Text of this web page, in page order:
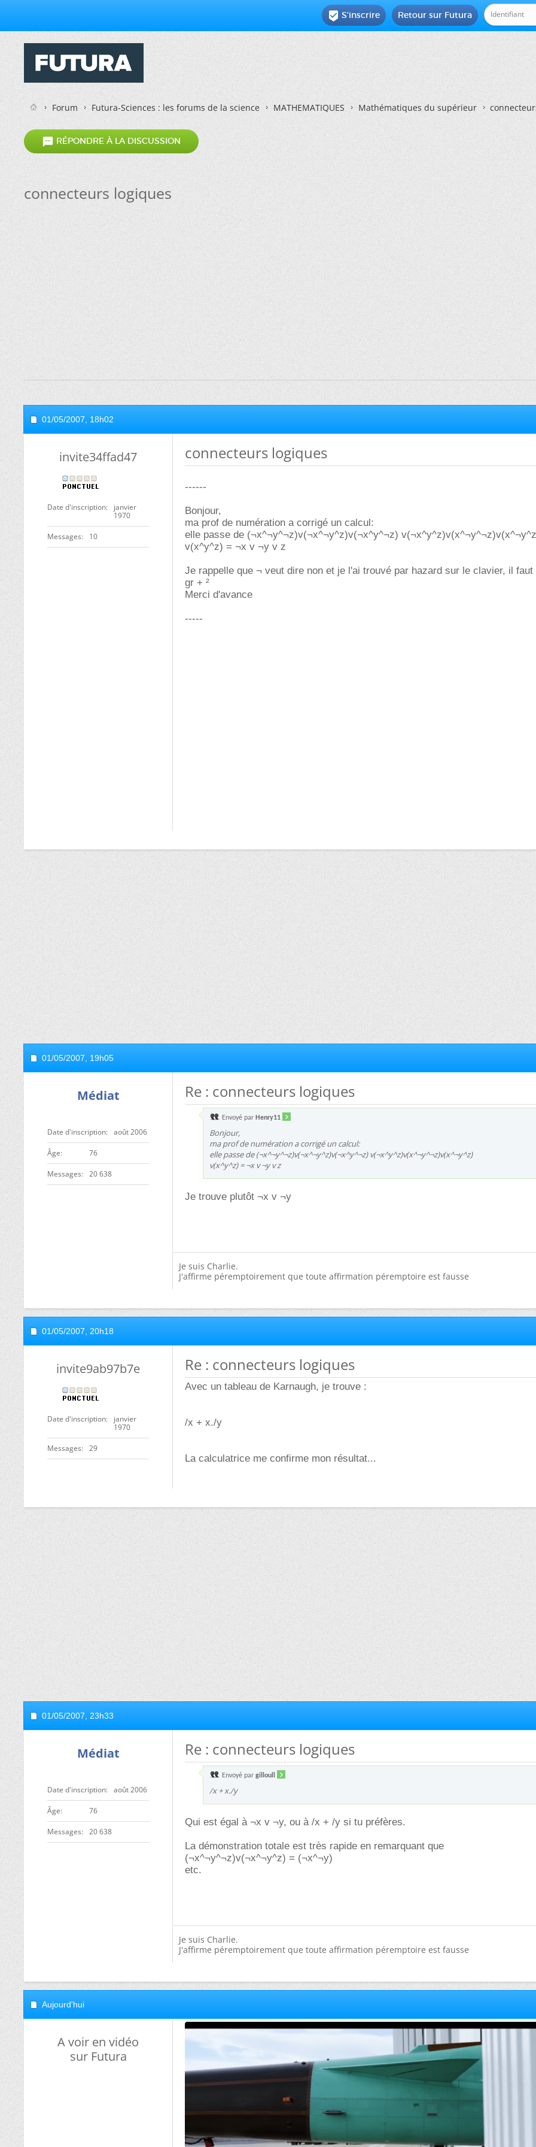
Retour sur Futura
 S'inscrire
Forum Futura-Sciences : les forums de la science MATHEMATIQUES Mathématiques du supérieur
 RÉPONDRE À LA DISCUSSION
connecteurs logiques
01/05/2007, 18h02
invite34ffad47
Date d'inscription
janvier
1970
Messages 10
connecteurs logiques
------
Bonjour,
ma prof de numération a corrigé un calcul:
elle passe de (¬x^¬y^¬z)v(¬x^¬y^z)v(¬x^y^¬z)
v(x^y^z) = ¬x v ¬y v z
Je rappelle que ¬ veut dire non et je l'ai trouvé par hazard sur le clavier, il
gr + ²
Merci d'avance
-----
01/05/2007, 19h05
Médiat
Date d'inscription août 2006
ge 76
Messages 20 638
Re : connecteurs logiques
Envoyé par Henry11
Bonjour,
ma prof de numération a corrigé un calcul:
elle passe de (¬x^¬y^¬z)v(¬x^¬y^z)v(¬x^y^¬z) v(¬x^y^z)v(x^¬y^¬z)v(x^¬y^z)
v(x^y^z) = ¬x v ¬y v z
Je trouve plutôt ¬x v ¬y
Je suis Charlie.
J'affirme péremptoirement que toute affirmation péremptoire est fausse
01/05/2007, 20h18
invite9ab97b7e
Date d'inscription
janvier
1970
Messages 29
Re : connecteurs logiques
Avec un tableau de Karnaugh, je trouve :
/x + x./y
La calculatrice me confirme mon résultat...
01/05/2007, 23h33
Médiat
Date d'inscription août 2006
ge 76
Messages 20 638
Re : connecteurs logiques
Envoyé par gilloull
/x + x./y
Qui est égal à ¬x v ¬y, ou à /x + /y si tu préfères.
La démonstration totale est très rapide en remarquant que
(¬x^¬y^¬z)v(¬x^¬y^z) = (¬x^¬y)
etc.
Je suis Charlie.
J'affirme péremptoirement que toute affirmation péremptoire est fausse
Aujourd'hui
A voir en vidéo
sur Futura